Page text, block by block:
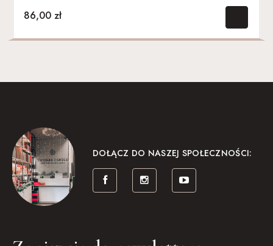
86,00 zł
126,00 zł
37,00 zł
DOŁĄCZ DO NASZEJ SPOŁECZNOŚCI: